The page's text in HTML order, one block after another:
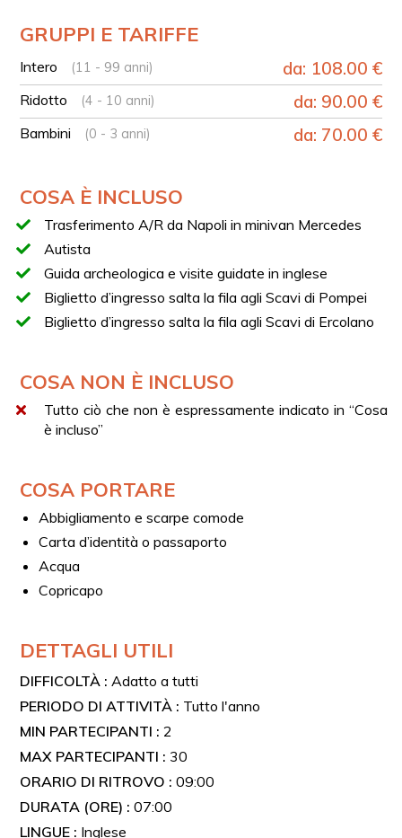
Visita guidata degli Scavi di Pompei con guida
Tempo libero nel centro della nuova Pompei
Possibilità di visitare il Santuario di Pompei o pranzare
in centro
Trasferimento verso Ercolano
archeologica
SERVIZIO DI PICK-UP E DROP-OFF
Il punto d’incontro per il pick-up è previsto
esclusivamente presso l’Hotel Ramada di Napoli,
principale punto di raccolta e smistamento del tour,
situato a soli 3 minuti a piedi dalla Stazione Centrale di
minivan e minibus, prevalentemente Mercedes,
selezionati in base al numero dei partecipanti. Durante il
tour sarà inoltre possibile lasciare comodamente bagagli
GRUPPI E TARIFFE
Intero (11 - 99 anni) da: 108.00 €
Ridotto (4 - 10 anni) da: 90.00 €
Bambini (0 - 3 anni) da: 70.00 €
COSA È INCLUSO
Trasferimento A/R da Napoli in minivan Mercedes
Autista
Guida archeologica e visite guidate in inglese
Biglietto d’ingresso salta la fila agli Scavi di Pompei
Biglietto d’ingresso salta la fila agli Scavi di Ercolano
COSA NON È INCLUSO
Tutto ciò che non è espressamente indicato in “Cosa
è incluso”
COSA PORTARE
Abbigliamento e scarpe comode
Carta d’identità o passaporto
Acqua
Copricapo
DETTAGLI UTILI
DIFFICOLTÀ : Adatto a tutti
PERIODO DI ATTIVITÀ : Tutto l'anno
MIN PARTECIPANTI :2
MAX PARTECIPANTI : 30
ORARIO DI RITROVO :09:00
DURATA (ORE) :07:00
LINGUE : Inglese